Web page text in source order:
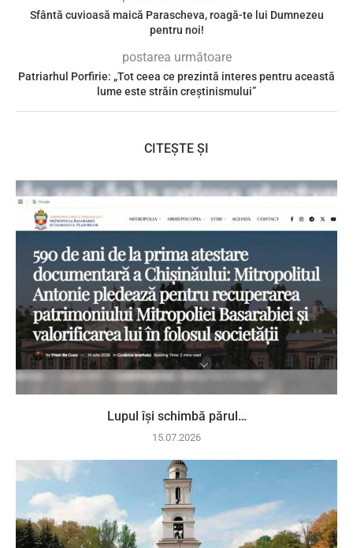
Sfântă cuvioasă maică Parascheva, roagă-te lui Dumnezeu
pentru noi!
postarea următoare
Patriarhul Porfirie: „Tot ceea ce prezintă interes pentru această
lume este străin creștinismului”
CITEȘTE ȘI
Lupul își schimbă părul…
15.07.2026